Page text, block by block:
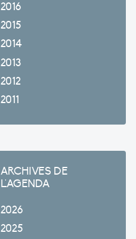
2016
2015
2014
2013
2012
2011
ARCHIVES DE
L'AGENDA
2026
2025